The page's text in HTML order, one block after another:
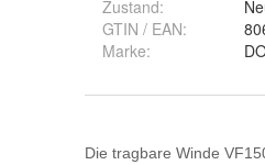
Zustand:
GTIN / EAN:
Marke: